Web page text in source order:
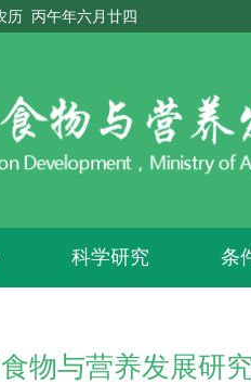
丙午年六月廿四
科学研究 条
食物与营养发展